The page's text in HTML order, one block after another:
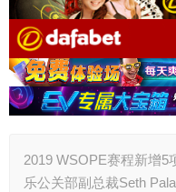
2019 WSOPE赛程新增5
乐公关部副总裁Seth